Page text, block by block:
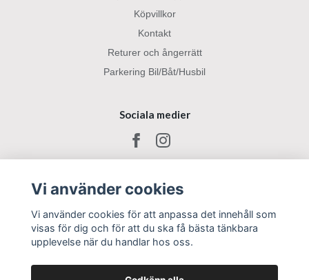
Köpvillkor
Kontakt
Returer och ångerrätt
Parkering Bil/Båt/Husbil
Sociala medier
Vi använder cookies
Vi använder cookies för att anpassa det innehåll som
visas för dig och för att du ska få bästa tänkbara
upplevelse när du handlar hos oss.